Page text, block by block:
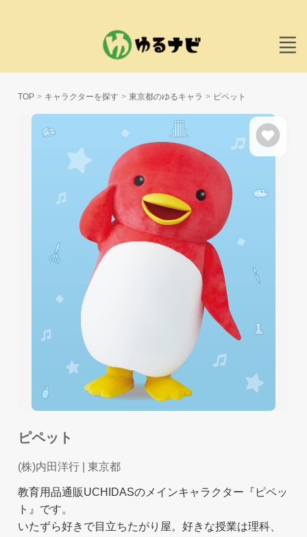
TOP キャラクターを探す 東京都のゆるキャラ ピペット
ピペット
(株)内田洋行 | 東京都
教育用品通販UCHIDASのメインキャラクター『ピペッ
ト』です。
いたずら好きで目立ちたがり屋。好きな授業は理科、